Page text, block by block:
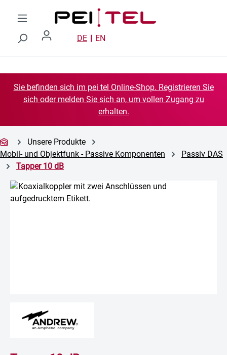
Zum Hauptinhalt springen
DE EN
Sie befinden sich im pei tel Online-Shop. Registrieren Sie
sich oder melden Sie sich an, um vollen Zugang zu
erhalten.
Unsere Produkte
Mobil- und Objektfunk - Passive Komponenten
Passiv DAS
Tapper 10 dB
Bildergalerie überspringen